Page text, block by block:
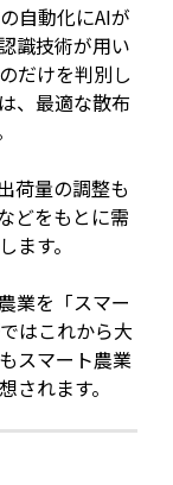
自動化にAIが
識技術が用い
だけを判別し
、最適な散布
荷量の調整も
どをもとに需
ます。
業を「スマー
はこれから大
スマート農業
されます。